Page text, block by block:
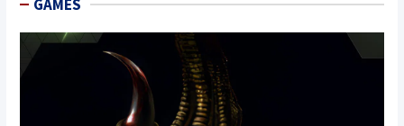
GAMES